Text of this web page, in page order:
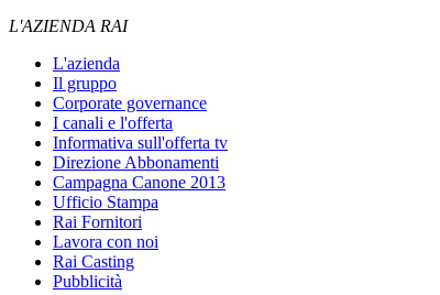
L'AZIENDA RAI
L'azienda
Il gruppo
Corporate governance
I canali e l'offerta
Informativa sull'offerta tv
Direzione Abbonamenti
Campagna Canone 2013
Ufficio Stampa
Rai Fornitori
Lavora con noi
Rai Casting
Pubblicità